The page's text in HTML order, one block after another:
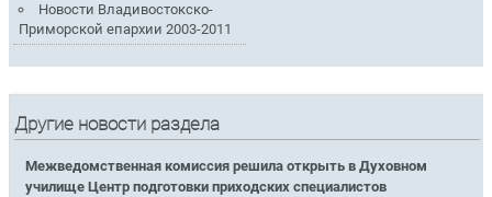
Новости Владивостокско-
Приморской епархии 2003-2011
Другие новости раздела
Межведомственная комиссия решила открыть в Духовном
училище Центр подготовки приходских специалистов